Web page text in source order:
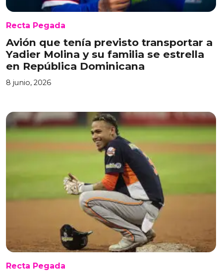
Recta Pegada
Avión que tenía previsto transportar a
Yadier Molina y su familia se estrella
en República Dominicana
8 junio, 2026
Recta Pegada